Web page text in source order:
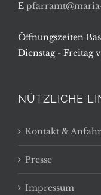
E
Öffnungszeiten
Dienstag - Freitag
NÜTZLICHE
Kontakt &
Presse
Impressum